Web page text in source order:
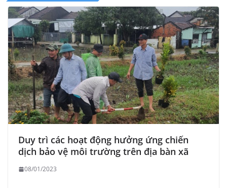
Duy trì các hoạt động hưởng ứng chiến
dịch bảo vệ môi trường trên địa bàn xã
08/01/2023